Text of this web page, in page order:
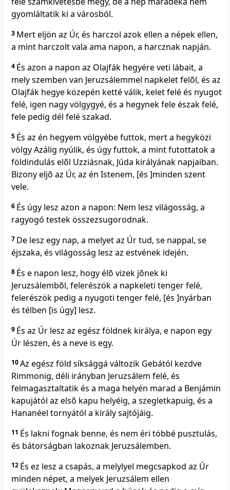
gyomláltatik ki a városból.
3 Mert eljön az Úr, és harczol azok ellen a népek ellen,
a mint harczolt vala ama napon, a harcznak napján.
4 És azon a napon az Olajfák hegyére veti lábait, a
mely szemben van Jeruzsálemmel napkelet felõl, és az
Olajfák hegye közepén ketté válik, kelet felé és nyugot
felé, igen nagy völgygyé, és a hegynek fele észak felé,
fele pedig dél felé szakad.
5 És az én hegyem völgyébe futtok, mert a hegyközi
völgy Azálig nyúlik, és úgy futtok, a mint futottatok a
földindulás elõl Uzziásnak, Júda királyának napjaiban.
Bizony eljõ az Úr, az én Istenem, [és ]minden szent
vele.
6 És úgy lesz azon a napon: Nem lesz világosság, a
ragyogó testek összezsugorodnak.
7 De lesz egy nap, a melyet az Úr tud, se nappal, se
éjszaka, és világosság lesz az estvének idején.
8 És e napon lesz, hogy élõ vizek jõnek ki
Jeruzsálembõl, felerészök a napkeleti tenger felé,
felerészök pedig a nyugoti tenger felé, [és ]nyárban
és télben [is úgy] lesz.
9 És az Úr lesz az egész földnek királya, e napon egy
Úr lészen, és a neve is egy.
10Az egész föld síksággá változik Gebától kezdve
Rimmonig, déli irányban Jeruzsálem felé, és
felmagasztaltatik és a maga helyén marad a Benjámin
kapujától az elsõ kapu helyéig, a szegletkapuig, és a
Hananéel tornyától a király sajtójáig.
11 És lakni fognak benne, és nem éri többé pusztulás,
és bátorságban lakoznak Jeruzsálemben.
12 És ez lesz a csapás, a melylyel megcsapkod az Úr
minden népet, a melyek Jeruzsálem ellen